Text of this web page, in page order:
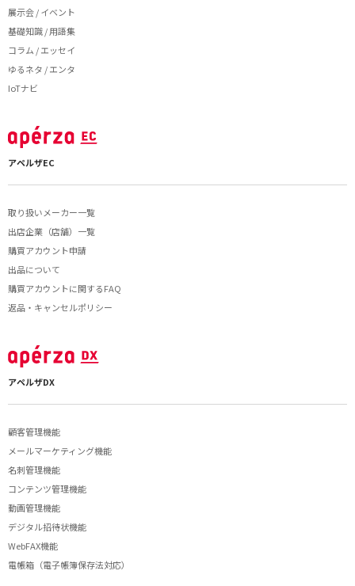
展示会 / イベント
基礎知識 / 用語集
コラム / エッセイ
ゆるネタ / エンタ
IoTナビ
アペルザEC
取り扱いメーカー一覧
出店企業（店舗）一覧
購買アカウント申請
出品について
購買アカウントに関するFAQ
返品・キャンセルポリシー
アペルザDX
顧客管理機能
メールマーケティング機能
名刺管理機能
コンテンツ管理機能
動画管理機能
デジタル招待状機能
WebFAX機能
電帳箱（電子帳簿保存法対応）